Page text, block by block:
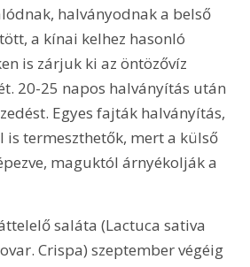
halványodnak a belső
a kínai kelhez hasonló
is zárjuk ki az öntözővíz
20-25 napos halványítás után
Egyes fajták halványítás,
is termeszthetők, mert a külső
maguktól árnyékolják a
saláta (Lactuca sativa
Crispa) szeptember végéig